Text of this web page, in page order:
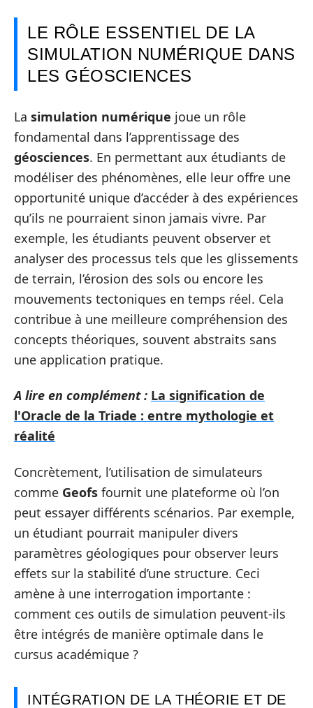
LE RÔLE ESSENTIEL DE LA
SIMULATION NUMÉRIQUE DANS
LES GÉOSCIENCES
La simulation numérique joue un rôle
fondamental dans l’apprentissage des
géosciences. En permettant aux étudiants de
modéliser des phénomènes, elle leur offre une
opportunité unique d’accéder à des expériences
qu’ils ne pourraient sinon jamais vivre. Par
exemple, les étudiants peuvent observer et
analyser des processus tels que les glissements
de terrain, l’érosion des sols ou encore les
mouvements tectoniques en temps réel. Cela
contribue à une meilleure compréhension des
concepts théoriques, souvent abstraits sans
une application pratique.
A lire en complément : La signification de
l'Oracle de la Triade : entre mythologie et
réalité
Concrètement, l’utilisation de simulateurs
comme Geofs fournit une plateforme où l’on
peut essayer différents scénarios. Par exemple,
un étudiant pourrait manipuler divers
paramètres géologiques pour observer leurs
effets sur la stabilité d’une structure. Ceci
amène à une interrogation importante :
comment ces outils de simulation peuvent-ils
être intégrés de manière optimale dans le
cursus académique ?
INTÉGRATION DE LA THÉORIE ET DE